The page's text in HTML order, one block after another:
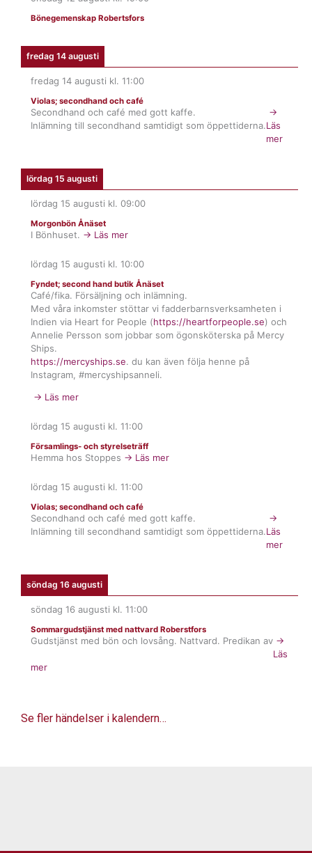
Bönegemenskap Robertsfors
fredag 14 augusti
fredag 14 augusti kl. 11:00
Violas; secondhand och café
Secondhand och café med gott kaffe.
Inlämning till secondhand samtidigt som öppettiderna.
→
Läs
mer
lördag 15 augusti
lördag 15 augusti kl. 09:00
Morgonbön Ånäset
I Bönhuset. → Läs mer
lördag 15 augusti kl. 10:00
Fyndet; second hand butik Ånäset
Café/fika. Försäljning och inlämning.
Med våra inkomster stöttar vi fadderbarnsverksamheten i
Indien via Heart for People (https://heartforpeople.se) och
Annelie Persson som jobbar som ögonsköterska på Mercy
Ships.
https://mercyships.se. du kan även följa henne på
Instagram, #mercyshipsanneli.
→ Läs mer
lördag 15 augusti kl. 11:00
Församlings- och styrelseträff
Hemma hos Stoppes → Läs mer
lördag 15 augusti kl. 11:00
Violas; secondhand och café
Secondhand och café med gott kaffe.
Inlämning till secondhand samtidigt som öppettiderna.
→
Läs
mer
söndag 16 augusti
söndag 16 augusti kl. 11:00
Sommargudstjänst med nattvard Roberstfors
Gudstjänst med bön och lovsång. Nattvard. Predikan av →
Läs
mer
Se fler händelser i kalendern…